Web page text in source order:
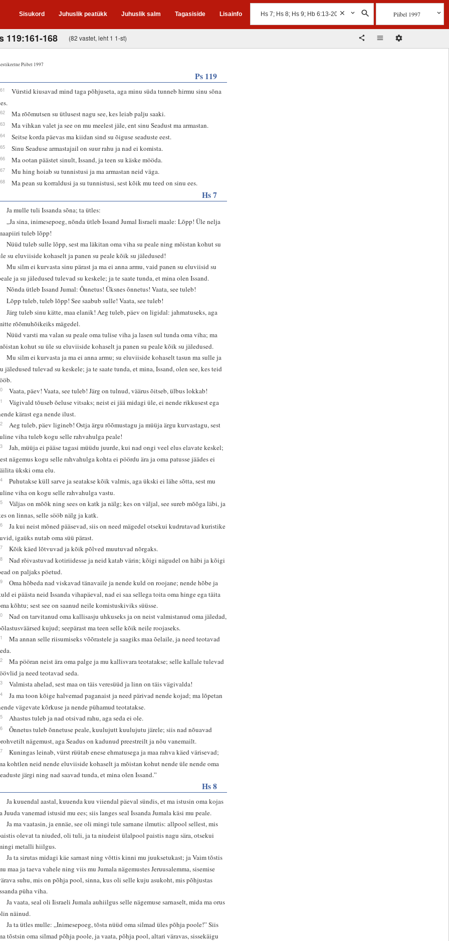
Sisukord Juhuslik peatükk Juhuslik salm Tagasiside Lisainfo Piibel 1997
119:161-168 (82 vastet, leht 1 1-st)
Piibel 1997
Ps 119
Vürstid kiusavad mind taga põhjuseta, aga minu süda tunneb hirmu sinu sõna
Ma rõõmutsen su ütlusest nagu see, kes leiab palju saaki.
Ma vihkan valet ja see on mu meelest jäle, ent sinu Seadust ma armastan.
Seitse korda päevas ma kiidan sind su õiguse seaduste eest.
Sinu Seaduse armastajail on suur rahu ja nad ei komista.
Ma ootan päästet sinult, Issand, ja teen su käske mööda.
Mu hing hoiab su tunnistusi ja ma armastan neid väga.
Ma pean su korraldusi ja su tunnistusi, sest kõik mu teed on sinu ees.
Hs 7
Ja mulle tuli Issanda sõna; ta ütles:
„Ja sina, inimesepoeg, nõnda ütleb Issand Jumal Iisraeli maale: Lõpp! Üle nelja
tuleb lõpp!
Nüüd tuleb sulle lõpp, sest ma läkitan oma viha su peale ning mõistan kohut su
su eluviiside kohaselt ja panen su peale kõik su jäledused!
Mu silm ei kurvasta sinu pärast ja ma ei anna armu, vaid panen su eluviisid su
ja su jäledused tulevad su keskele; ja te saate tunda, et mina olen Issand.
Nõnda ütleb Issand Jumal: Õnnetus! Üksnes õnnetus! Vaata, see tuleb!
Lõpp tuleb, tuleb lõpp! See saabub sulle! Vaata, see tuleb!
Järg tuleb sinu kätte, maa elanik! Aeg tuleb, päev on ligidal: jahmatuseks, aga
rõõmuhõikeiks mägedel.
Nüüd varsti ma valan su peale oma tulise viha ja lasen sul tunda oma viha; ma
kohut su üle su eluviiside kohaselt ja panen su peale kõik su jäledused.
Mu silm ei kurvasta ja ma ei anna armu; su eluviiside kohaselt tasun ma sulle ja
jäledused tulevad su keskele; ja te saate tunda, et mina, Issand, olen see, kes teid
Vaata, päev! Vaata, see tuleb! Järg on tulnud, väärus õitseb, ülbus lokkab!
Vägivald tõuseb õeluse vitsaks; neist ei jää midagi üle, ei nende rikkusest ega
kärast ega nende ilust.
Aeg tuleb, päev ligineb! Ostja ärgu rõõmustagu ja müüja ärgu kurvastagu, sest
viha tuleb kogu selle rahvahulga peale!
Jah, müüja ei pääse tagasi müüdu juurde, kui nad ongi veel elus elavate keskel;
nägemus kogu selle rahvahulga kohta ei pöördu ära ja oma patusse jäädes ei
ükski oma elu.
Puhutakse küll sarve ja seatakse kõik valmis, aga ükski ei lähe sõtta, sest mu
viha on kogu selle rahvahulga vastu.
Väljas on mõõk ning sees on katk ja nälg; kes on väljal, see sureb mõõga läbi, ja
on linnas, selle sööb nälg ja katk.
Ja kui neist mõned pääsevad, siis on need mägedel otsekui kudrutavad kuristike
igaüks nutab oma süü pärast.
Kõik käed lõtvuvad ja kõik põlved muutuvad nõrgaks.
Nad rõivastuvad kotiriidesse ja neid katab värin; kõigi nägudel on häbi ja kõigi
on paljaks pöetud.
Oma hõbeda nad viskavad tänavaile ja nende kuld on roojane; nende hõbe ja
ei päästa neid Issanda vihapäeval, nad ei saa sellega toita oma hinge ega täita
kõhtu; sest see on saanud neile komistuskiviks süüsse.
Nad on tarvitanud oma kallisasju uhkuseks ja on neist valmistanud oma jäledad,
kujud; seepärast ma teen selle kõik neile roojaseks.
Ma annan selle riisumiseks võõrastele ja saagiks maa õelaile, ja need teotavad
Ma pööran neist ära oma palge ja mu kallisvara teotatakse; selle kallale tulevad
ja need teotavad seda.
Valmista ahelad, sest maa on täis veresüüd ja linn on täis vägivalda!
Ja ma toon kõige halvemad paganaist ja need pärivad nende kojad; ma lõpetan
vägevate kõrkuse ja nende pühamud teotatakse.
Ahastus tuleb ja nad otsivad rahu, aga seda ei ole.
Õnnetus tuleb õnnetuse peale, kuulujutt kuulujutu järele; siis nad nõuavad
nägemust, aga Seadus on kadunud preestreilt ja nõu vanemailt.
Kuningas leinab, vürst rüütab enese ehmatusega ja maa rahva käed värisevad;
kohtlen neid nende eluviiside kohaselt ja mõistan kohut nende üle nende oma
järgi ning nad saavad tunda, et mina olen Issand.”
Hs 8
Ja kuuendal aastal, kuuenda kuu viiendal päeval sündis, et ma istusin oma kojas
Juuda vanemad istusid mu ees; siis langes seal Issanda Jumala käsi mu peale.
Ja ma vaatasin, ja ennäe, see oli mingi tule sarnane ilmutis: allpool sellest, mis
olevat ta niuded, oli tuli, ja ta niudeist ülalpool paistis nagu sära, otsekui
metalli hiilgus.
Ja ta sirutas midagi käe sarnast ning võttis kinni mu juuksetukast; ja Vaim tõstis
maa ja taeva vahele ning viis mu Jumala nägemustes Jeruusalemma, sisemise
suhu, mis on põhja pool, sinna, kus oli selle kuju asukoht, mis põhjustas
püha viha.
Ja vaata, seal oli Iisraeli Jumala auhiilgus selle nägemuse sarnaselt, mida ma orus
näinud.
Ja ta ütles mulle: „Inimesepoeg, tõsta nüüd oma silmad üles põhja poole!” Siis
tõstsin oma silmad põhja poole, ja vaata, põhja pool, altari väravas, sissekäigu